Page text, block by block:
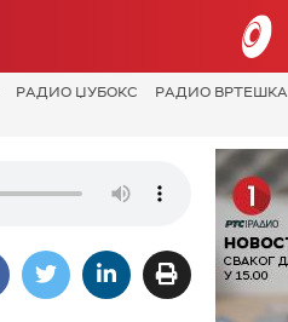
РАДИО ЏУБОКС РАДИО ВРТЕШКА